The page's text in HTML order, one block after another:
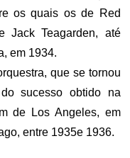
os quais os de Red
Jack Teagarden, até
em 1934.
que se tornou
sucesso obtido na
de Los Angeles, em
entre 1935e 1936.